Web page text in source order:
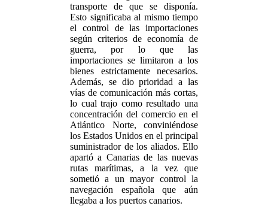
transporte de que se disponía.
Esto significaba al mismo tiempo
el control de las importaciones
según criterios de economía de
guerra, por lo que las
importaciones se limitaron a los
bienes estrictamente necesarios.
Además, se dio prioridad a las
vías de comunicación más cortas,
lo cual trajo como resultado una
concentración del comercio en el
Atlántico Norte, conviniéndose
los Estados Unidos en el principal
suministrador de los aliados. Ello
apartó a Canarias de las nuevas
rutas marítimas, a la vez que
sometió a un mayor control la
navegación española que aún
llegaba a los puertos canarios.